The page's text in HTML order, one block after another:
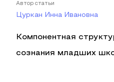
Автор статьи
Цуркан Инна Ивановна
Компонентная
сознания младших